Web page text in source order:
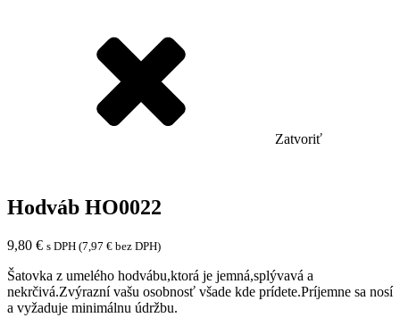
Zatvoriť
Hodváb HO0022
9,80 € s DPH (7,97 € bez DPH)
Šatovka z umelého hodvábu,ktorá je jemná,splývavá a
nekrčivá.Zvýrazní vašu osobnosť všade kde prídete.Príjemne sa nosí
a vyžaduje minimálnu údržbu.